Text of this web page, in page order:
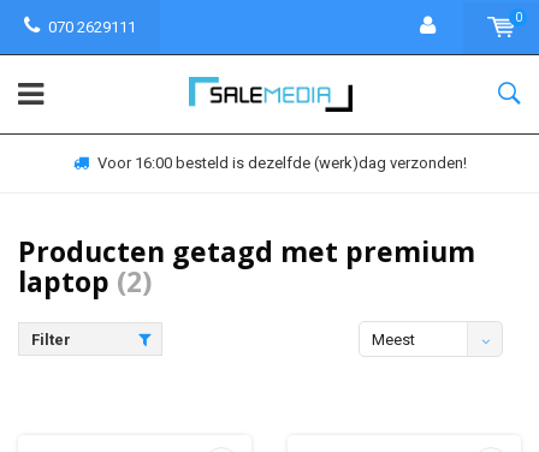
070 2629111
0
Voor 16:00 besteld is dezelfde (werk)dag verzonden!
Producten getagd met premium
laptop (2)
Filter
Meest